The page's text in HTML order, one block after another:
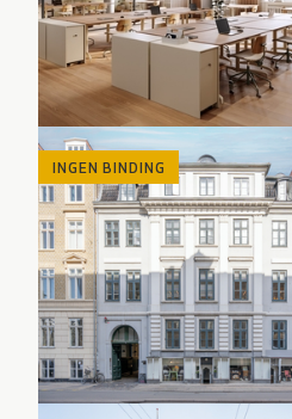
INGEN BINDING